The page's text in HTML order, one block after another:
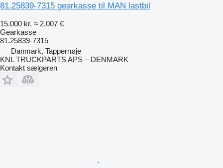
81.25839-7315 gearkasse til MAN lastbil
15.000 kr. ≈ 2.007 €
Gearkasse
81.25839-7315
Danmark, Tappernøje
KNL TRUCKPARTS APS – DENMARK
Kontakt sælgeren